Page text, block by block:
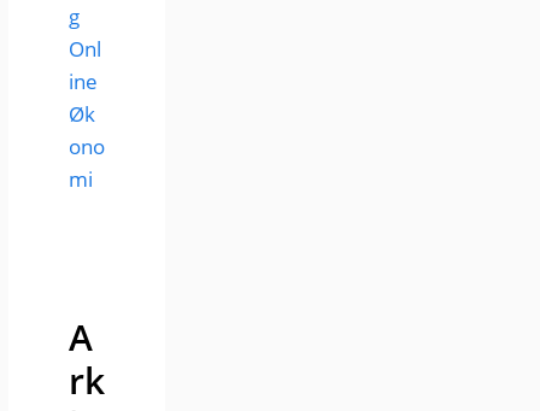
g
Onl
ine
Øk
ono
mi
A
rk